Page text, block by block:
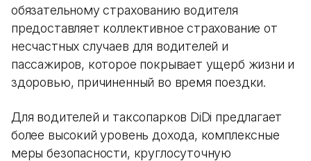
обязательному страхованию водителя
предоставляет коллективное страхование от
несчастных случаев для водителей и
пассажиров, которое покрывает ущерб жизни и
здоровью, причиненный во время поездки.
Для водителей и таксопарков DiDi предлагает
более высокий уровень дохода, комплексные
меры безопасности, круглосуточную